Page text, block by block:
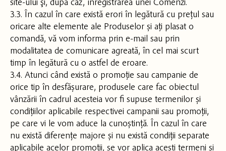
3.3. În cazul în care există erori în legătură cu prețul sau
oricare alte elemente ale Produselor și ați plasat o
comandă, vă vom informa prin e-mail sau prin
modalitatea de comunicare agreată, în cel mai scurt
timp în legătură cu o astfel de eroare.
3.4. Atunci când există o promoție sau campanie de
orice tip în desfășurare, produsele care fac obiectul
vânzării în cadrul acesteia vor fi supuse termenilor și
condițiilor aplicabile respectivei campanii sau promoții,
pe care vi le vom aduce la cunoștință. În cazul în care
nu există diferențe majore și nu există condiții separate
aplicabile acelor promoții, se vor aplica acești termeni și